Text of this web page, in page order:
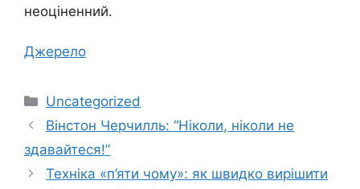
неоціненний.
Джерело
Категорії
Uncategorized
Вінстон Черчилль: “Ніколи, ніколи не
здавайтеся!”
Техніка «п’яти чому»: як швидко вирішити